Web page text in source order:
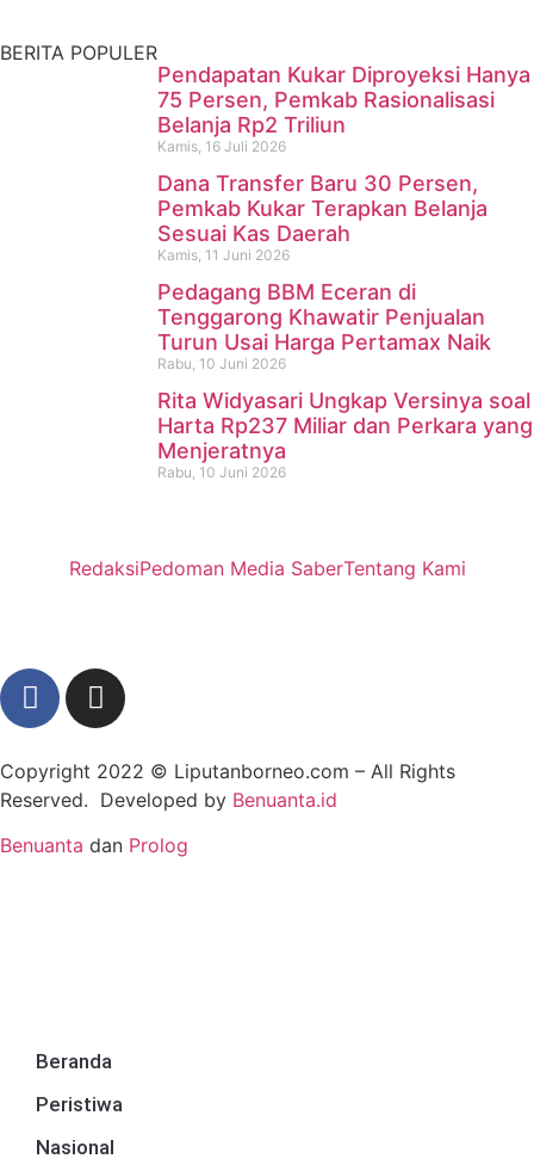
BERITA POPULER
Pendapatan Kukar Diproyeksi Hanya
75 Persen, Pemkab Rasionalisasi
Belanja Rp2 Triliun
Kamis, 16 Juli 2026
Dana Transfer Baru 30 Persen,
Pemkab Kukar Terapkan Belanja
Sesuai Kas Daerah
Kamis, 11 Juni 2026
Pedagang BBM Eceran di
Tenggarong Khawatir Penjualan
Turun Usai Harga Pertamax Naik
Rabu, 10 Juni 2026
Rita Widyasari Ungkap Versinya soal
Harta Rp237 Miliar dan Perkara yang
Menjeratnya
Rabu, 10 Juni 2026
RedaksiPedoman Media SaberTentang Kami
Copyright 2022 © Liputanborneo.com – All Rights
Reserved. Developed by Benuanta.id
Benuanta dan Prolog
Beranda
Peristiwa
Nasional